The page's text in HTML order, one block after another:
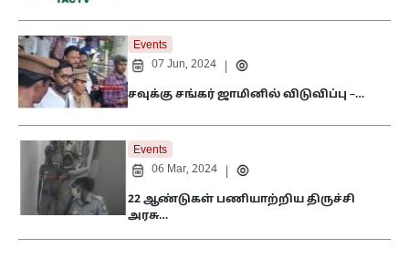
Events
07 Jun, 2024
சவுக்கு சங்கர் ஜாமினில் விடுவிப்பு –…
Events
06 Mar, 2024
22 ஆண்டுகள் பணியாற்றிய திருச்சி
அரசு…